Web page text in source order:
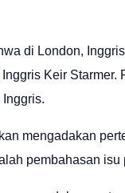
di London,
Keir
mengadakan
pembahasan